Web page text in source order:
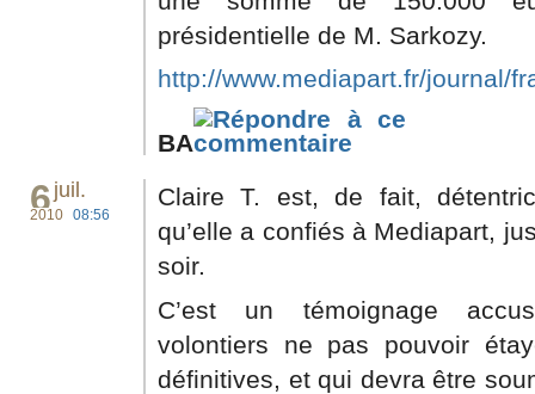
présidentielle de M. Sarkozy.
http://www.mediapart.fr/journal/
BA
6juil.
2010 08:56
Claire T. est, de fait,
qu’elle a confiés à Mediapart,
soir.
C’est un témoignage
volontiers ne pas pouvoir
définitives, et qui devra être